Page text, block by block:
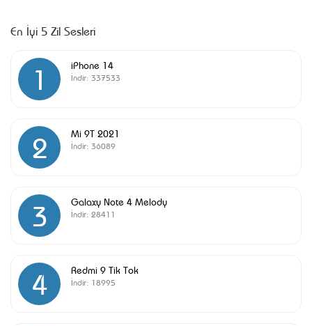
En İyi 5 Zil Sesleri
1 iPhone 14
İndir: 337533
2 Mi 9T 2021
İndir: 36089
3 Galaxy Note 4 Melody
İndir: 28411
4 Redmi 9 Tik Tok
İndir: 18995